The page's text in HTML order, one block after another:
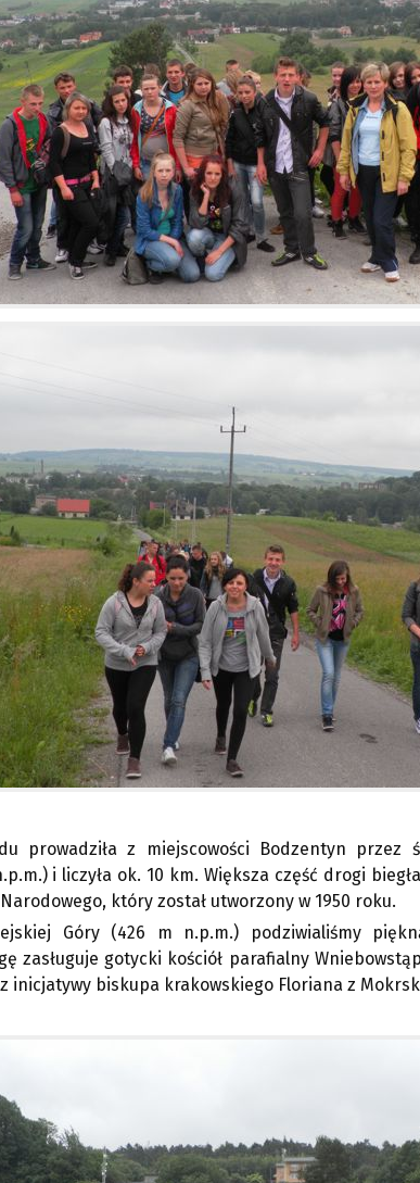
prowadziła z miejscowości Bodzentyn przez
i liczyła ok. 10 km. Większa część drogi
który został utworzony w 1950 roku.
Góry (426 m n.p.m.) podziwialiśmy
zasługuje gotycki kościół parafialny
inicjatywy biskupa krakowskiego Floriana z